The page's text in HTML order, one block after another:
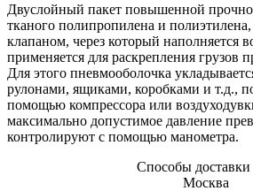
Двуслойный пакет повышенной
тканого полипропилена и
клапаном, через который наполняется
применяется для раскрепления грузов
Для этого пневмооболочка
рулонами, ящиками, коробками и т.д.,
помощью компрессора или
максимально допустимое давление
контролируют с помощью манометра.
Способы доставки
Москва